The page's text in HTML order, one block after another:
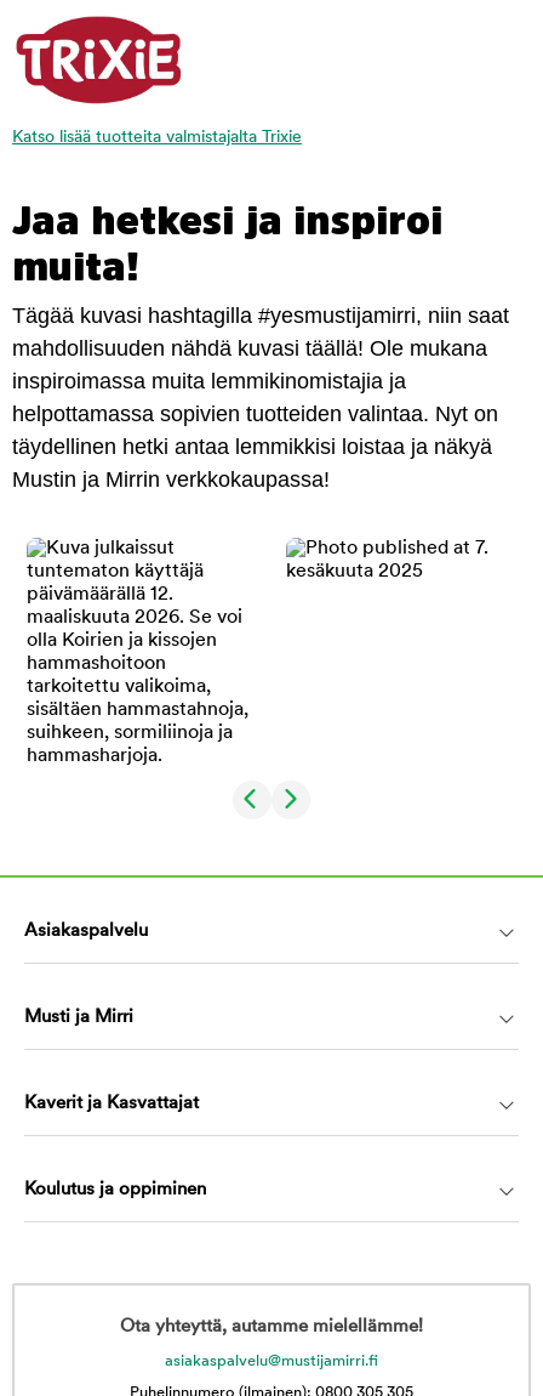
Katso lisää tuotteita valmistajalta Trixie
Jaa hetkesi ja inspiroi
muita!
Tägää kuvasi hashtagilla #yesmustijamirri, niin saat
mahdollisuuden nähdä kuvasi täällä! Ole mukana
inspiroimassa muita lemmikinomistajia ja
helpottamassa sopivien tuotteiden valintaa. Nyt on
täydellinen hetki antaa lemmikkisi loistaa ja näkyä
Mustin ja Mirrin verkkokaupassa!
Asiakaspalvelu
Musti ja Mirri
Kaverit ja Kasvattajat
Koulutus ja oppiminen
Ota yhteyttä, autamme mielellämme!
asiakaspalvelu@mustijamirri.fi